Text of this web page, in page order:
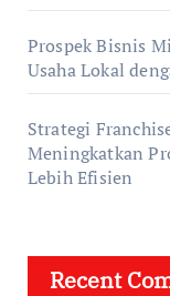
Prospek Bisnis
Usaha Lokal
Strategi
Meningkatkan
Lebih Efisien
Recent